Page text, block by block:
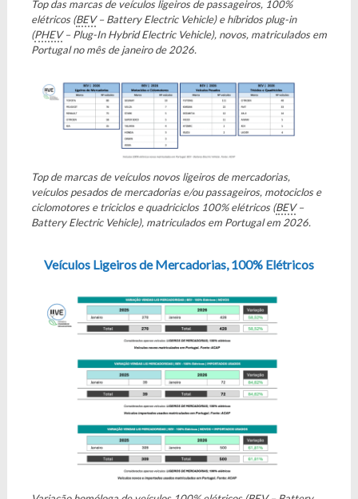
Top das marcas de veículos ligeiros de passageiros, 100%
elétricos (BEV– Battery Electric Vehicle) e híbridos plug-in
(PHEV– Plug-In Hybrid Electric Vehicle), novos, matriculados em
Portugal no mês de janeiro de 2026.
Top de marcas de veículos novos ligeiros de mercadorias,
veículos pesados de mercadorias e/ou passageiros, motociclos e
ciclomotores e triciclos e quadriciclos 100% elétricos (BEV–
Battery Electric Vehicle), matriculados em Portugal em 2026.
Veículos Ligeiros de Mercadorias, 100% Elétricos